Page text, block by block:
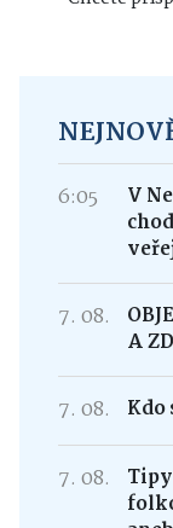
6:05
V
7. 08.
A
7. 08. Kdo
7. 08.